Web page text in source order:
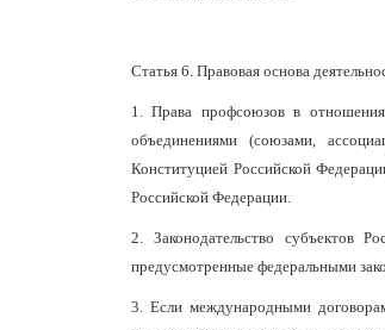
Статья 6. Правовая основа
1. Права профсоюзов в
объединениями (союзами,
Конституцией Российской
Российской Федерации.
2. Законодательство субъектов
предусмотренные федеральными
3. Если международными